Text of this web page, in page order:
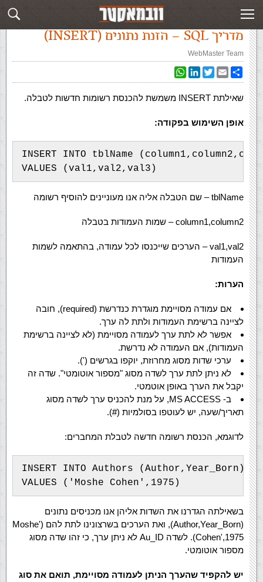
עמוד ראשי מדריך SQL – הזנת נתונים (INSERT)
מדריך SQL – הזנת נתונים (INSERT)
WebMaster Team
WhatsAppLinkedInTwitterEmailShare
שאילתת INSERT משמשת להכנסת רשומות חדשות לטבלה.
אופן השימוש בפקודה:
INSERT INTO tblName
tblName – שם הטבלה אליה אנו מעוניינים להוסיף רשומה
column1,column2 – שמות העמודות בטבלה
val1,val2 – הערכים שייכנסו לכל עמודה, בהתאמה לשמות
העמודות
הערות:
אם עמודה מסויימת מוגדרת כנדרשת (required), חובה
לציינה ברשימת העמודות ולתת לה ערך.
אפשר לא לתת ערך לעמודה מסויימת (לא לציינה ברשימת
העמודות), אם העמודה לא נדרשת.
ערכי שדות מסוג מחרוזת, יוקפו בגרשים (').
לא ניתן לתת ערך לשדה מסוג "מספור אוטומטי". שדה זה
יקבל את הערך באופן אוטמטי.
ב- MS ACCESS, על מנת להכניס ערך לשדה מסוג
תאריך/שעה, יש לעוטפו בסולמיות (#).
לדוגמא, הכנסת רשומה חדשה לטבלת המחברים:
INSERT INTO Authors (Author,Year_Born)
בשאילתה הגדרנו את השדות אליהן אנו מכניסים נתונים
(Author,Year_Born), ואת הערכים בשרצונינו לתת להם ('Moshe
Cohen',1975). לשדה Au_ID לא ניתן ערך, כי זהו שדה מסוג
מספור אוטומטי.
יש להקפיד שהערך הניתן לעמודה מסויימת, תואם את סוג